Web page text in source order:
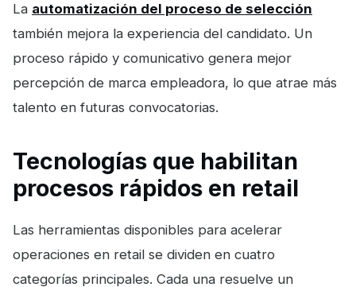
La automatización del proceso de selección
también mejora la experiencia del candidato. Un
proceso rápido y comunicativo genera mejor
percepción de marca empleadora, lo que atrae más
talento en futuras convocatorias.
Tecnologías que habilitan
procesos rápidos en retail
Las herramientas disponibles para acelerar
operaciones en retail se dividen en cuatro
categorías principales. Cada una resuelve un